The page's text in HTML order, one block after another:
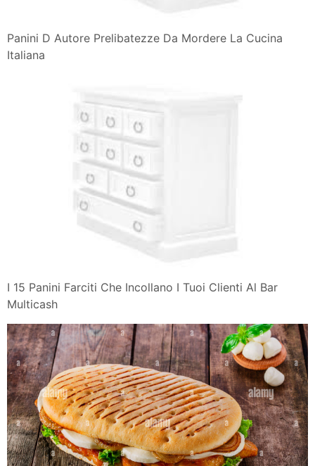
Panini D Autore Prelibatezze Da Mordere La Cucina
Italiana
I 15 Panini Farciti Che Incollano I Tuoi Clienti Al Bar
Multicash